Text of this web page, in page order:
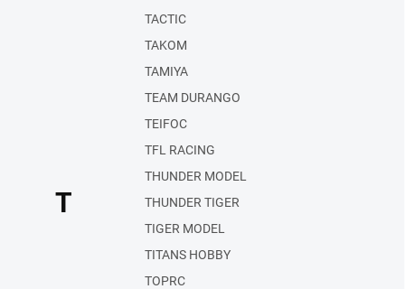
T
TACTIC
TAKOM
TAMIYA
TEAM DURANGO
TEIFOC
TFL RACING
THUNDER MODEL
THUNDER TIGER
TIGER MODEL
TITANS HOBBY
TOPRC